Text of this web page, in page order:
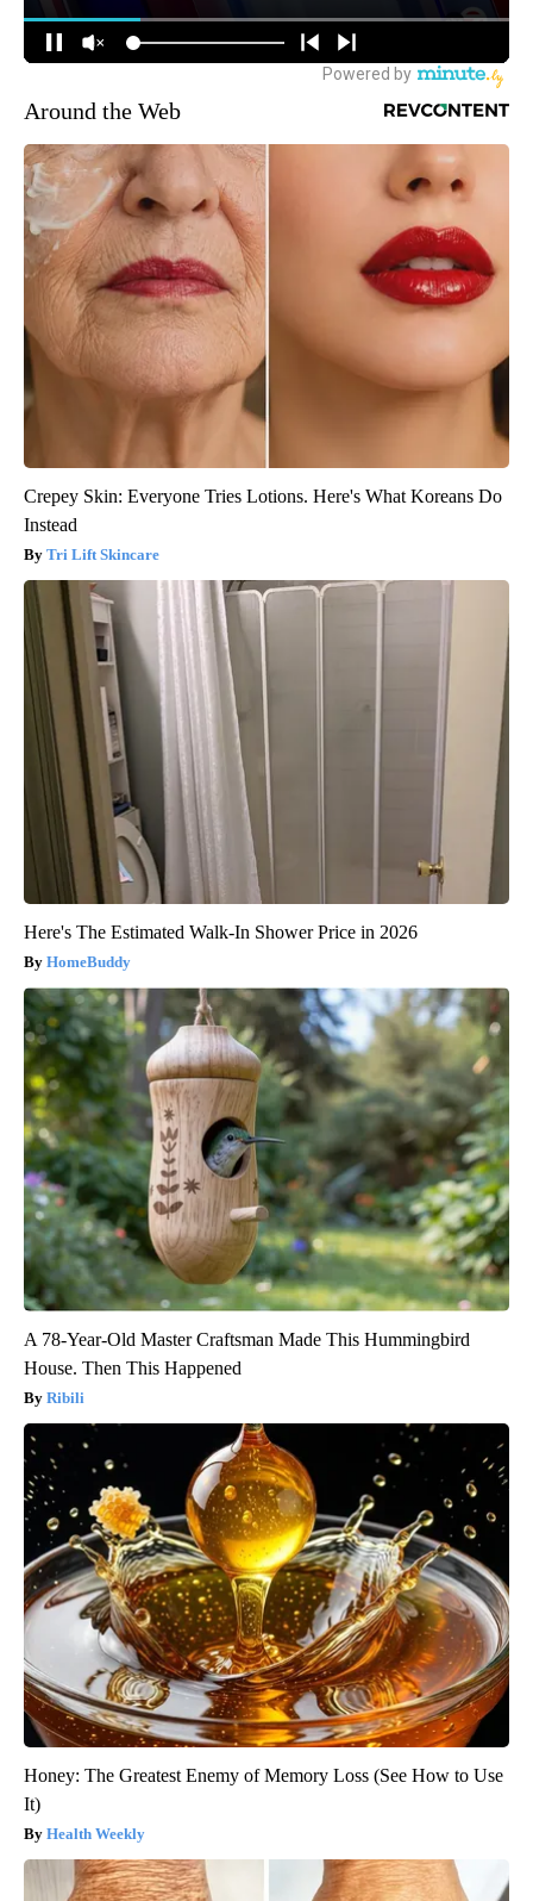
Around the Web
Crepey Skin: Everyone Tries Lotions. Here's What Koreans Do
Instead
Tri Lift Skincare
Here's The Estimated Walk-In Shower Price in 2026
HomeBuddy
A 78-Year-Old Master Craftsman Made This Hummingbird
House. Then This Happened
Ribili
Honey: The Greatest Enemy of Memory Loss (See How to Use
It)
Health Weekly